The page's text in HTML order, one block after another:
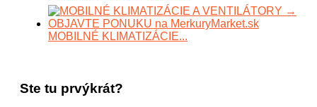
MOBILNÉ KLIMATIZÁCIE...
Ste tu prvýkrát?